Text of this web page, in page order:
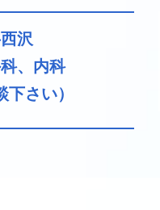
沢
、内科
さい）